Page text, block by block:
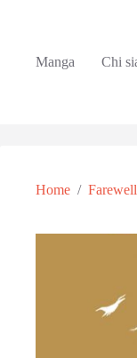
Manga Chi
Home /